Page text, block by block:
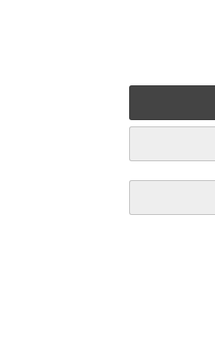
StarTech 30 cm